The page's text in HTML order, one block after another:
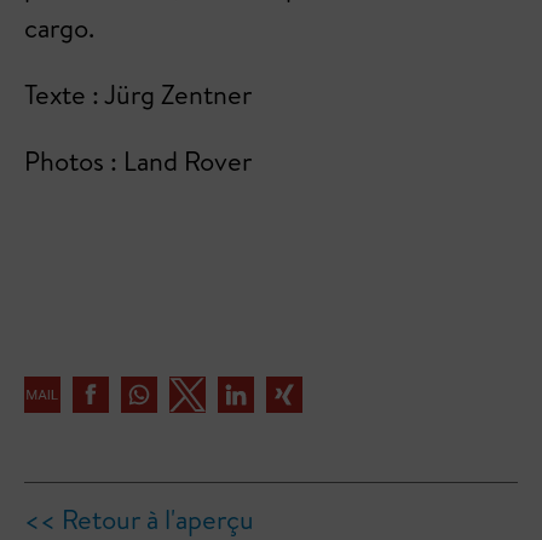
cargo.
Texte : Jürg Zentner
Photos : Land Rover
<< Retour à l'aperçu